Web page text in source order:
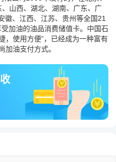
、山西、湖北、湖南、广东、广
徽、江西、江苏、贵州等全国21
加油的油品消费储值卡。中国石
，使用方便”，已经成为一种富有
加油支付方式。